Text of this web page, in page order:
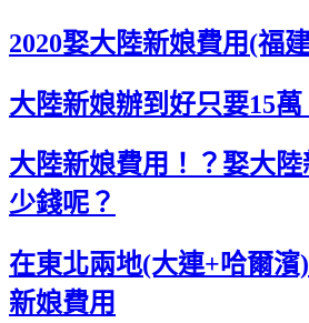
2020娶大陸新娘費用(福
大陸新娘辦到好只要15萬
大陸新娘費用！？娶大
少錢呢？
在東北兩地(大連+哈爾
新娘費用